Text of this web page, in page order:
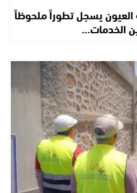
يسجل تطوراً ملحوظاً
الخدمات…